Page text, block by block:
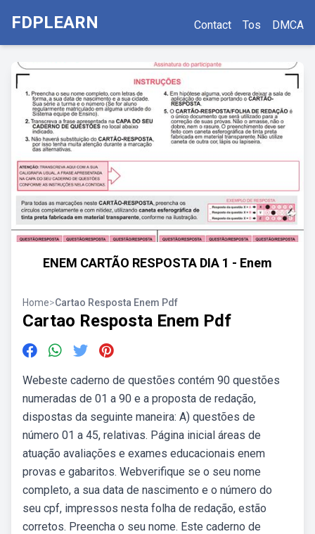
FDPLEARN Contact Tos DMCA
ENEM CARTÃO RESPOSTA DIA 1 - Enem
Home>Cartao Resposta Enem Pdf
Cartao Resposta Enem Pdf
Webeste caderno de questões contém 90 questões
numeradas de 01 a 90 e a proposta de redação,
dispostas da seguinte maneira: A) questões de
número 01 a 45, relativas. Página inicial áreas de
atuação avaliações e exames educacionais enem
provas e gabaritos. Webverifique se o seu nome
completo, a sua data de nascimento e o número do
seu cpf, impressos nesta folha de redação, estão
corretos. Preencha o seu nome. Este caderno de